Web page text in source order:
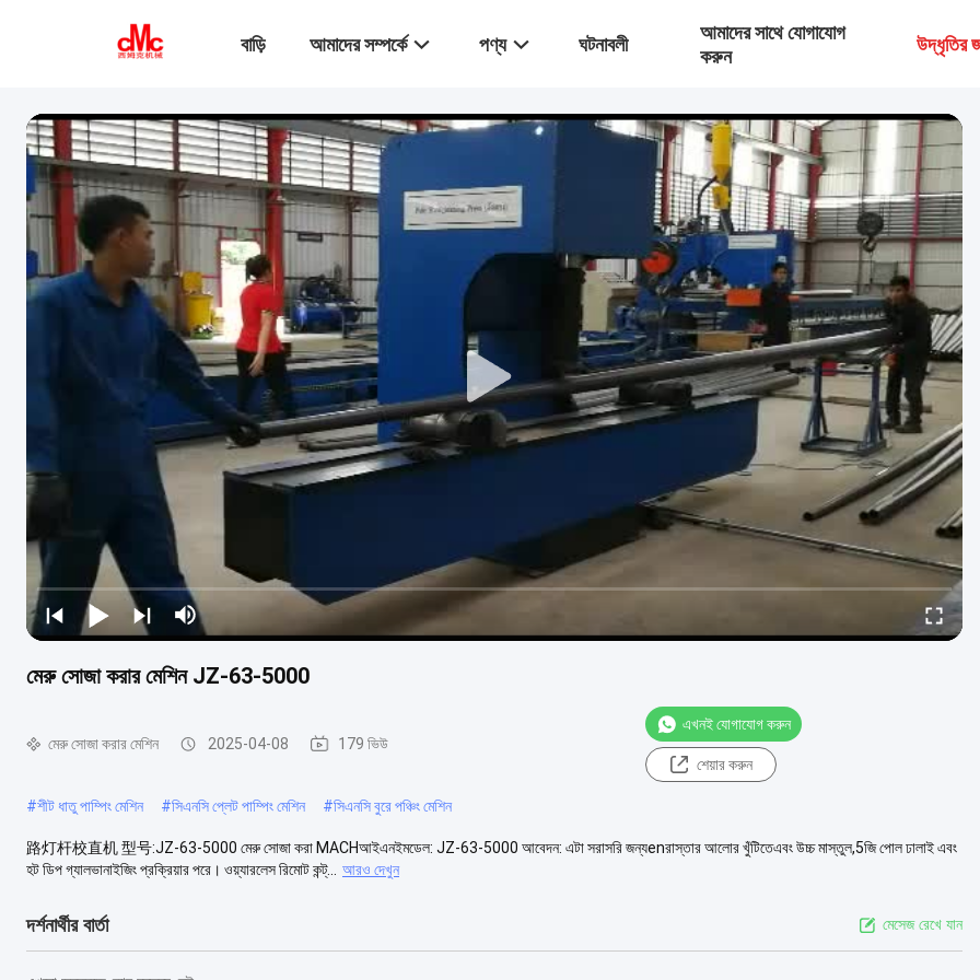
বাড়ি আমাদের সম্পর্কে পণ্য ঘটনাবলী
আমাদের সাথে যোগাযোগ
করুন
উদ্ধৃতির
মেরু সোজা করার মেশিন JZ-63-5000
মেরু সোজা করার মেশিন 2025-04-08 179 ভিউ
এখনই যোগাযোগ করুন
শেয়ার করুন
#শীট ধাতু পাম্পিং মেশিন #সিএনসি প্লেট পাম্পিং মেশিন #সিএনসি বুরে পঞ্চিং মেশিন
路灯杆校直机 型号:JZ-63-5000 মেরু সোজা করা MACHআইএনইমডেল: JZ-63-5000 আবেদন: এটা সরাসরি জন্যenরাস্তার আলোর খুঁটিতেএবং উচ্চ মাস্তুল,5জি পোল ঢালাই এবং
হট ডিপ গ্যালভানাইজিং প্রক্রিয়ার পরে। ওয়্যারলেস রিমোট কন্ট্...
আরও দেখুন
দর্শনার্থীর বার্তা মেসেজ রেখে যান